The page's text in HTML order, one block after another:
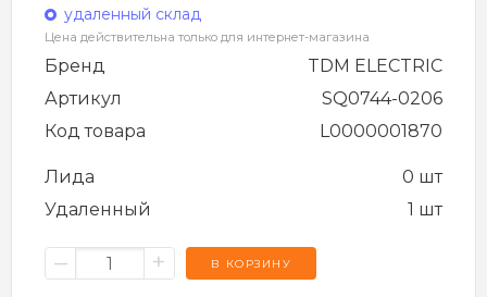
удаленный склад
Цена действительна только для интернет-магазина
Бренд
TDM ELECTRIC
Артикул
SQ0744-0206
Код товара
L0000001870
Лида
0 шт
Удаленный
1 шт
– + В КОРЗИНУ